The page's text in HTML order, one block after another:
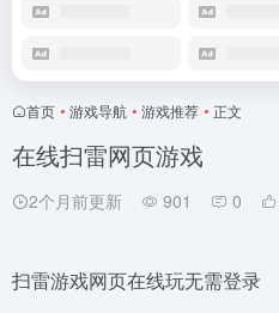
首页 • 游戏导航 • 游戏推荐 • 正文
在线扫雷网页游戏
2个月前更新 901 0
扫雷游戏网页在线玩无需登录